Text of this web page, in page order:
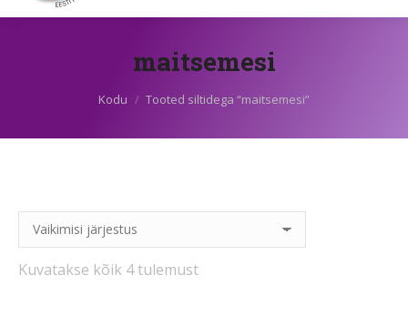
aknasaknas
maitsemesi
Sa oled siin:
Kodu Tooted siltidega “maitsemesi”
Kuvatakse kõik 4 tulemust